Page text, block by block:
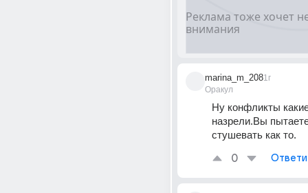
marina_m_208
Оракул
1г
Ну конфликты
назрели.Вы
стушевать как то.
0